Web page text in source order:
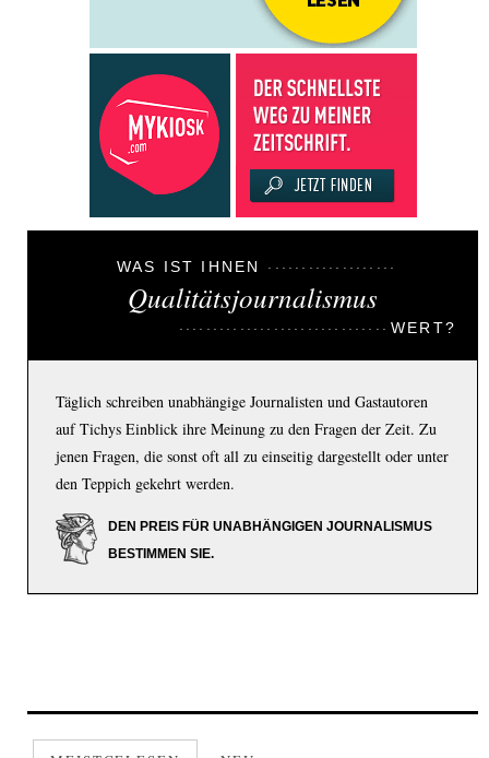
WAS IST IHNEN
Qualitätsjournalismus
WERT?
Täglich schreiben unabhängige Journalisten und Gastautoren
auf Tichys Einblick ihre Meinung zu den Fragen der Zeit. Zu
jenen Fragen, die sonst oft all zu einseitig dargestellt oder unter
den Teppich gekehrt werden.
DEN PREIS FÜR UNABHÄNGIGEN JOURNALISMUS
BESTIMMEN SIE.